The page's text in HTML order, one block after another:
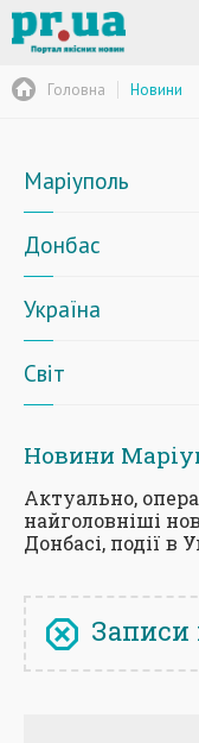
Головна Новини
Маріуполь
Донбас
Україна
Світ
Новини
Актуально,
найголовніші
Донбасі, події в
Записи